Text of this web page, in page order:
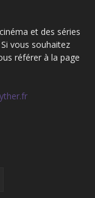
et des séries
vous souhaitez
référer à la page